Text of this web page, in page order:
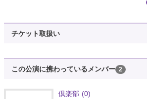
otokei:ファー・フロム・ホーム
@otokei0426
https://t.co/T5VNPQb9DH
チケット取扱い
この公演に携わっているメンバー 2
倶楽部 (0)